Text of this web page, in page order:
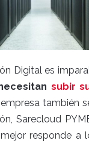
Digital es
subir
también
Sarecloud
responde a